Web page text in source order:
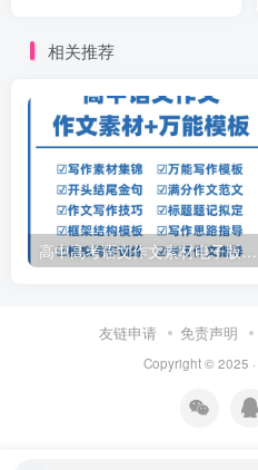
相关推荐
高中高考语文作文素材电子版满分作文写作通用模板及范文句子
友链申请 免责声明
Copyright © 2025 ·